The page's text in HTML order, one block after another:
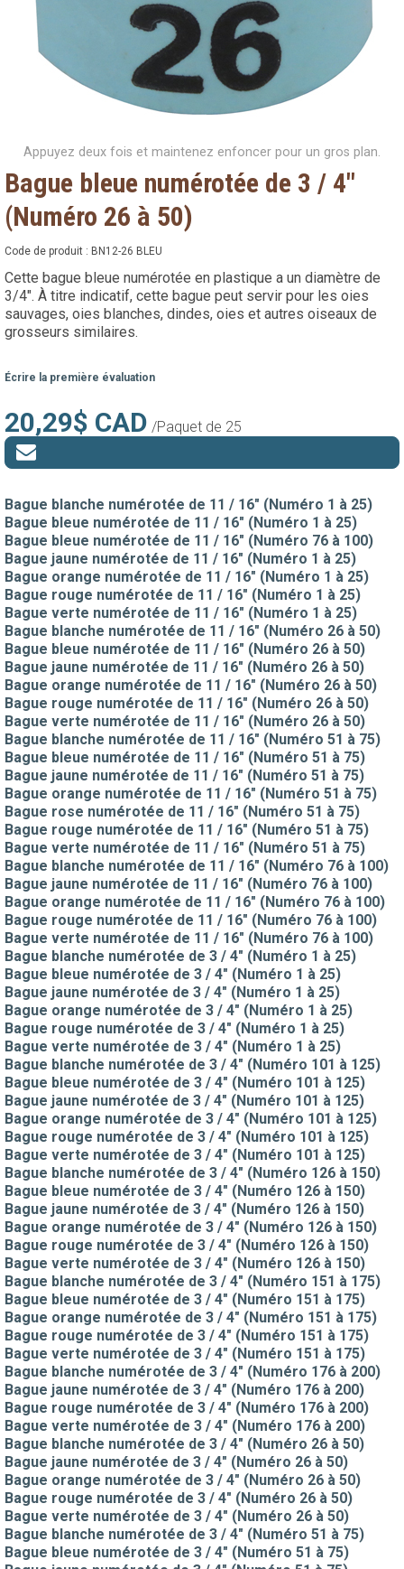
Appuyez deux fois et maintenez enfoncer pour un gros plan.
Bague bleue numérotée de 3 / 4"
(Numéro 26 à 50)
Code de produit : BN12-26 BLEU
Cette bague bleue numérotée en plastique a un diamètre de
3/4". À titre indicatif, cette bague peut servir pour les oies
sauvages, oies blanches, dindes, oies et autres oiseaux de
grosseurs similaires.
Écrire la première évaluation
20,29$ CAD /Paquet de 25
Bague blanche numérotée de 11 / 16" (Numéro 1 à 25)
Bague bleue numérotée de 11 / 16" (Numéro 1 à 25)
Bague bleue numérotée de 11 / 16" (Numéro 76 à 100)
Bague jaune numérotée de 11 / 16" (Numéro 1 à 25)
Bague orange numérotée de 11 / 16" (Numéro 1 à 25)
Bague rouge numérotée de 11 / 16" (Numéro 1 à 25)
Bague verte numérotée de 11 / 16" (Numéro 1 à 25)
Bague blanche numérotée de 11 / 16" (Numéro 26 à 50)
Bague bleue numérotée de 11 / 16" (Numéro 26 à 50)
Bague jaune numérotée de 11 / 16" (Numéro 26 à 50)
Bague orange numérotée de 11 / 16" (Numéro 26 à 50)
Bague rouge numérotée de 11 / 16" (Numéro 26 à 50)
Bague verte numérotée de 11 / 16" (Numéro 26 à 50)
Bague blanche numérotée de 11 / 16" (Numéro 51 à 75)
Bague bleue numérotée de 11 / 16" (Numéro 51 à 75)
Bague jaune numérotée de 11 / 16" (Numéro 51 à 75)
Bague orange numérotée de 11 / 16" (Numéro 51 à 75)
Bague rose numérotée de 11 / 16" (Numéro 51 à 75)
Bague rouge numérotée de 11 / 16" (Numéro 51 à 75)
Bague verte numérotée de 11 / 16" (Numéro 51 à 75)
Bague blanche numérotée de 11 / 16" (Numéro 76 à 100)
Bague jaune numérotée de 11 / 16" (Numéro 76 à 100)
Bague orange numérotée de 11 / 16" (Numéro 76 à 100)
Bague rouge numérotée de 11 / 16" (Numéro 76 à 100)
Bague verte numérotée de 11 / 16" (Numéro 76 à 100)
Bague blanche numérotée de 3 / 4" (Numéro 1 à 25)
Bague bleue numérotée de 3 / 4" (Numéro 1 à 25)
Bague jaune numérotée de 3 / 4" (Numéro 1 à 25)
Bague orange numérotée de 3 / 4" (Numéro 1 à 25)
Bague rouge numérotée de 3 / 4" (Numéro 1 à 25)
Bague verte numérotée de 3 / 4" (Numéro 1 à 25)
Bague blanche numérotée de 3 / 4" (Numéro 101 à 125)
Bague bleue numérotée de 3 / 4" (Numéro 101 à 125)
Bague jaune numérotée de 3 / 4" (Numéro 101 à 125)
Bague orange numérotée de 3 / 4" (Numéro 101 à 125)
Bague rouge numérotée de 3 / 4" (Numéro 101 à 125)
Bague verte numérotée de 3 / 4" (Numéro 101 à 125)
Bague blanche numérotée de 3 / 4" (Numéro 126 à 150)
Bague bleue numérotée de 3 / 4" (Numéro 126 à 150)
Bague jaune numérotée de 3 / 4" (Numéro 126 à 150)
Bague orange numérotée de 3 / 4" (Numéro 126 à 150)
Bague rouge numérotée de 3 / 4" (Numéro 126 à 150)
Bague verte numérotée de 3 / 4" (Numéro 126 à 150)
Bague blanche numérotée de 3 / 4" (Numéro 151 à 175)
Bague bleue numérotée de 3 / 4" (Numéro 151 à 175)
Bague orange numérotée de 3 / 4" (Numéro 151 à 175)
Bague rouge numérotée de 3 / 4" (Numéro 151 à 175)
Bague verte numérotée de 3 / 4" (Numéro 151 à 175)
Bague blanche numérotée de 3 / 4" (Numéro 176 à 200)
Bague jaune numérotée de 3 / 4" (Numéro 176 à 200)
Bague rouge numérotée de 3 / 4" (Numéro 176 à 200)
Bague verte numérotée de 3 / 4" (Numéro 176 à 200)
Bague blanche numérotée de 3 / 4" (Numéro 26 à 50)
Bague jaune numérotée de 3 / 4" (Numéro 26 à 50)
Bague orange numérotée de 3 / 4" (Numéro 26 à 50)
Bague rouge numérotée de 3 / 4" (Numéro 26 à 50)
Bague verte numérotée de 3 / 4" (Numéro 26 à 50)
Bague blanche numérotée de 3 / 4" (Numéro 51 à 75)
Bague bleue numérotée de 3 / 4" (Numéro 51 à 75)